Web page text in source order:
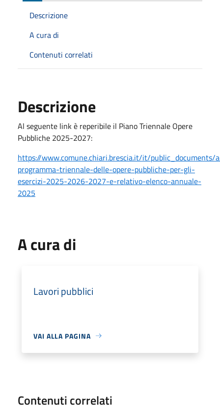
Descrizione
A cura di
Contenuti correlati
Descrizione
Al seguente link è reperibile il Piano Triennale Opere
Pubbliche 2025-2027:
https://www.comune.chiari.brescia.it/it/public_documents/
programma-triennale-delle-opere-pubbliche-per-gli-
esercizi-2025-2026-2027-e-relativo-elenco-annuale-
2025
A cura di
Lavori pubblici
VAI ALLA PAGINA
Contenuti correlati